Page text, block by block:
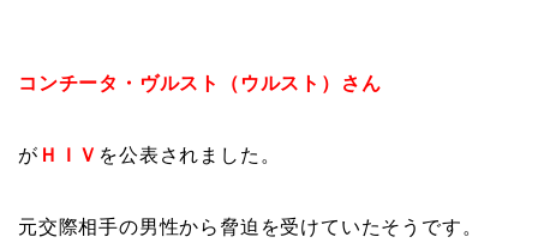
コンチータ・ヴルスト（ウルスト）さん
が ＨＩＶ を公表されました。
元交際相手の男性から脅迫を受けていたそうです。